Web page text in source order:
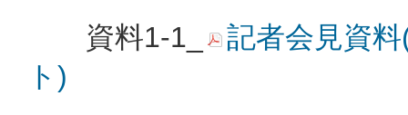
資料1-1_
記者会見資
ト)